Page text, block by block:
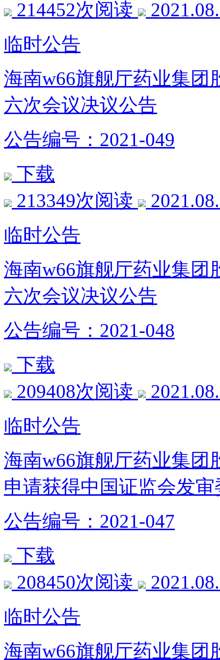
214452次阅读
临时公告
海南w66旗舰厅药业集团
六次会议决议公告
公告编号：2021-049
下载
213349次阅读
临时公告
海南w66旗舰厅药业集团
六次会议决议公告
公告编号：2021-048
下载
209408次阅读
临时公告
海南w66旗舰厅药业集团
申请获得中国证监会发
公告编号：2021-047
下载
208450次阅读
临时公告
海南w66旗舰厅药业集团